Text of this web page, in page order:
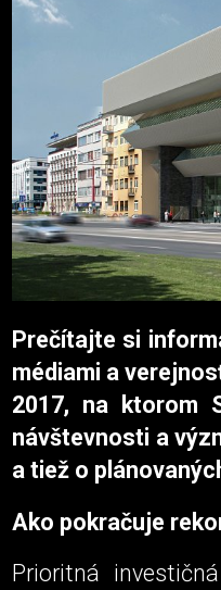
Prečítajte si
médiami a
2017, na ktorom
návštevnosti a
a tiež o
Ako pokračuje
Prioritná